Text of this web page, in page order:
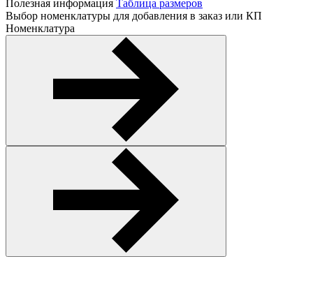
Полезная информация Таблица размеров
Выбор номенклатуры для добавления в заказ или КП
Номенклатура